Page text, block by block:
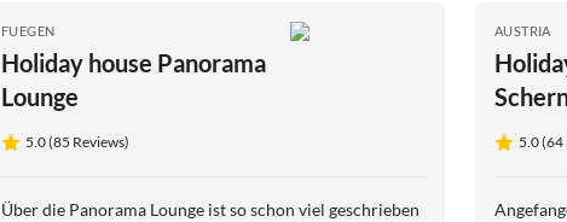
FUEGEN
Holiday house Panorama
Lounge
5.0 (85 Reviews)
Über die Panorama Lounge ist so schon viel geschrieben
AUSTRIA
am5.0 (64